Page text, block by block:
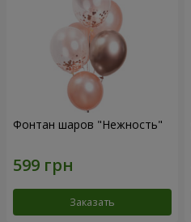
Фонтан шаров "Нежность"
Заказать